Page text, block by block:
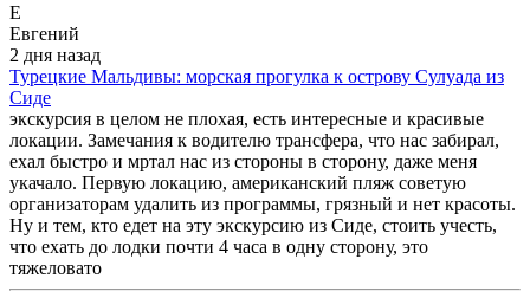
Е
Евгений
2 дня назад
Турецкие Мальдивы: морская прогулка к острову Сулуада из
Сиде
экскурсия в целом не плохая, есть интересные и красивые
локации. Замечания к водителю трансфера, что нас забирал,
ехал быстро и мртал нас из стороны в сторону, даже меня
укачало. Первую локацию, американский пляж советую
организаторам удалить из программы, грязный и нет красоты.
Ну и тем, кто едет на эту экскурсию из Сиде, стоить учесть,
что ехать до лодки почти 4 часа в одну сторону, это
тяжеловато